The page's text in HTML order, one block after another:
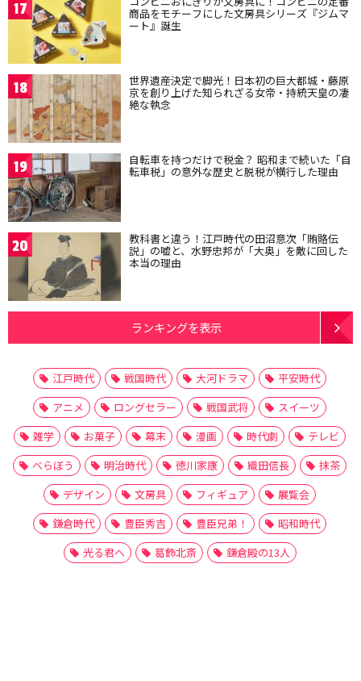
17 商品をモチーフにした文房具シリーズ『ジムマ
ート』誕生
18 世界遺産決定で脚光！日本初の巨大都城・藤原
京を創り上げた知られざる女帝・持統天皇の凄
絶な執念
19 自転車を持つだけで税金？ 昭和まで続いた「自
転車税」の意外な歴史と脱税が横行した理由
20 教科書と違う！江戸時代の田沼意次「賄賂伝
説」の嘘と、水野忠邦が「大奥」を敵に回した
本当の理由
ランキングを表示
江戸時代 戦国時代 大河ドラマ
平安時代
アニメ
ロングセラー 戦国武将
スイーツ
雑学
お菓子 幕末 漫画 時代劇
テレビ
べらぼう
明治時代 徳川家康 織田信長
抹茶
デザイン
文房具 フィギュア
展覧会
鎌倉時代
豊臣秀吉 豊臣兄弟！
昭和時代
光る君へ
葛飾北斎 鎌倉殿の13人